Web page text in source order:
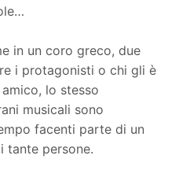
in un coro greco, due
i protagonisti o chi gli è
lo stesso
musicali sono
facenti parte di un
tante persone.